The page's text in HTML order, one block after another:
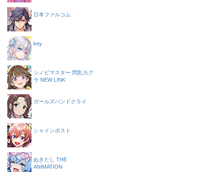
日本ファルコム
key
シノビマスター 閃乱カグ
ラ NEW LINK
ガールズバンドクライ
シャインポスト
ぬきたし THE
ANIMATION